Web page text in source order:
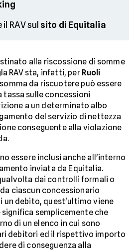
RAV sul sito di Equitalia
alla riscossione di somme
RAV sta, infatti, per Ruoli
somma da riscuotere può essere
tassa sulle concessioni
a un determinato albo
del servizio di nettezza
conseguente alla violazione
essere inclusi anche all'interno
inviata da Equitalia.
dai controlli formali o
ciascun concessionario
un debito, quest'ultimo viene
semplicemente che
di un elenco in cui sono
debitori ed il rispettivo importo
di conseguenza alla